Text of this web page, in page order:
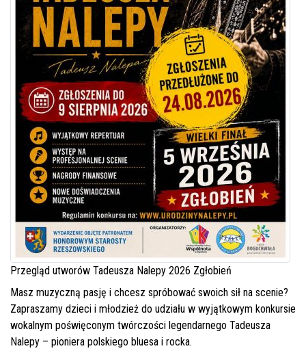
Przegląd utworów Tadeusza Nalepy 2026 Zgłobień
Masz muzyczną pasję i chcesz spróbować swoich sił na scenie?
Zapraszamy dzieci i młodzież do udziału w wyjątkowym konkursie
wokalnym poświęconym twórczości legendarnego Tadeusza
Nalepy – pioniera polskiego bluesa i rocka.